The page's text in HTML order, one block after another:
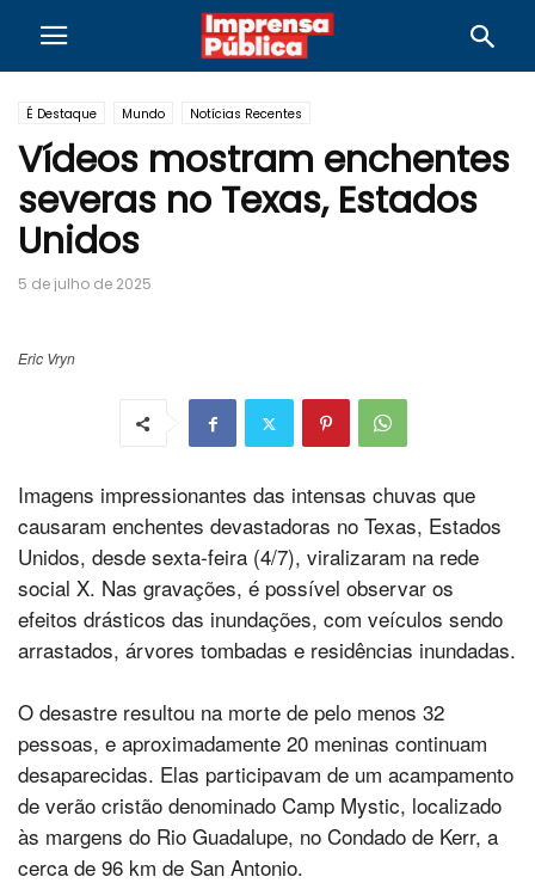
É Destaque Mundo Notícias Recentes
Vídeos mostram enchentes
severas no Texas, Estados
Unidos
5 de julho de 2025
Eric Vryn
Imagens impressionantes das intensas chuvas que
causaram enchentes devastadoras no Texas, Estados
Unidos, desde sexta-feira (4/7), viralizaram na rede
social X. Nas gravações, é possível observar os
efeitos drásticos das inundações, com veículos sendo
arrastados, árvores tombadas e residências inundadas.
O desastre resultou na morte de pelo menos 32
pessoas, e aproximadamente 20 meninas continuam
desaparecidas. Elas participavam de um acampamento
de verão cristão denominado Camp Mystic, localizado
às margens do Rio Guadalupe, no Condado de Kerr, a
cerca de 96 km de San Antonio.